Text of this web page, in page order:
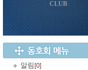
CLUB
알림[0]